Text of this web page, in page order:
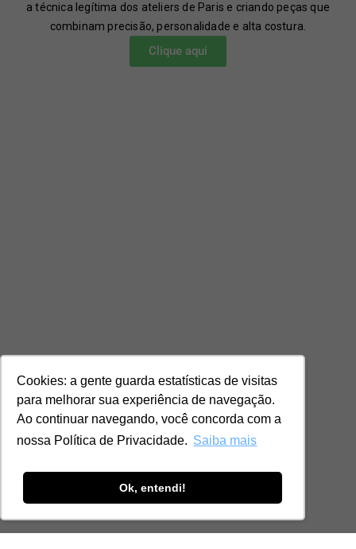
Cookies: a gente guarda estatísticas de visitas
para melhorar sua experiência de navegação.
Ao continuar navegando, você concorda com a
nossa Política de Privacidade. Saiba mais
Ok, entendi!
a técnica legítima dos ateliers de Paris e criando peças que
combinam precisão, personalidade e alta costura.
Clique aqui